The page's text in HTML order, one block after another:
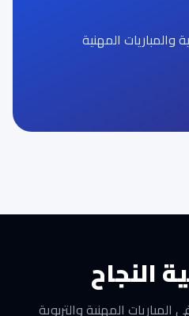
والمباريات المهنية
النجاح
المهنية والتربوية